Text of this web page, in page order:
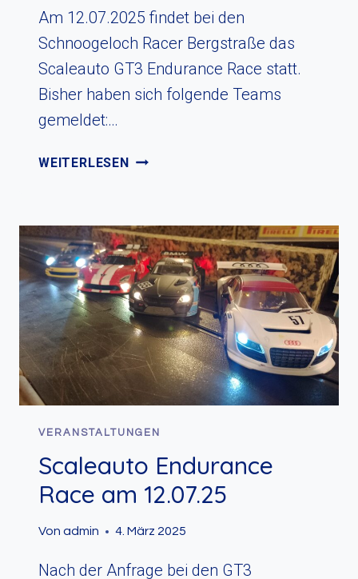
Am 12.07.2025 findet bei den
Schnoogeloch Racer Bergstraße das
Scaleauto GT3 Endurance Race statt.
Bisher haben sich folgende Teams
gemeldet:…
WEITERLESENSCALEAUTO
AM
12.07.2025
IM
SCHNOOGELOCH
VERANSTALTUNGEN
Scaleauto Endurance
Race am 12.07.25
Von admin 4. März 2025
Nach der Anfrage bei den GT3